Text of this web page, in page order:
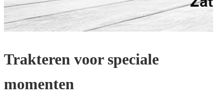
Trakteren voor speciale
momenten